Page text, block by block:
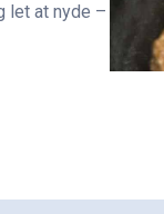
let at nyde –